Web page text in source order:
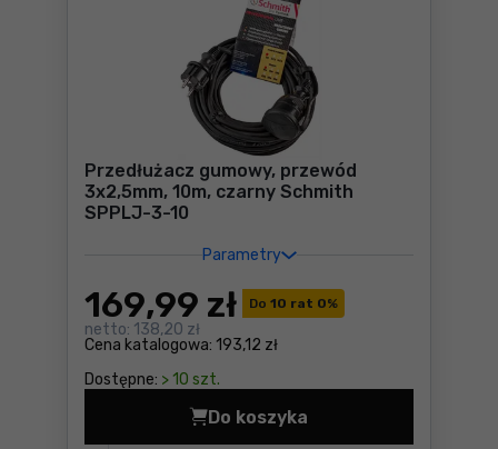
Przedłużacz gumowy, przewód
3x2,5mm, 10m, czarny Schmith
SPPLJ-3-10
Parametry
Do 10 rat 0%
Cena katalogowa: 193,12 zł
169,99 zł
netto: 138,20 zł
Dostępne: > 10 szt.
Do koszyka
Przedłużacz gumowy,